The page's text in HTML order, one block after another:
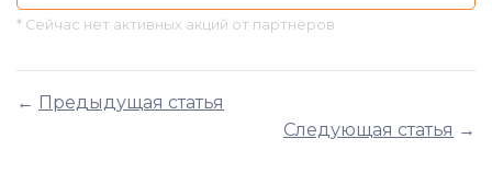
* Сейчас нет активных акций от партнёров
← Предыдущая статья
Следующая статья →